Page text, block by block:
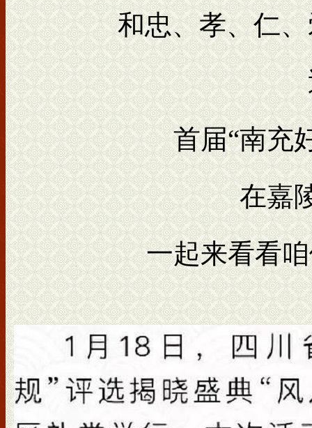
和忠、孝、仁
首届“南充
在嘉
一起来看看